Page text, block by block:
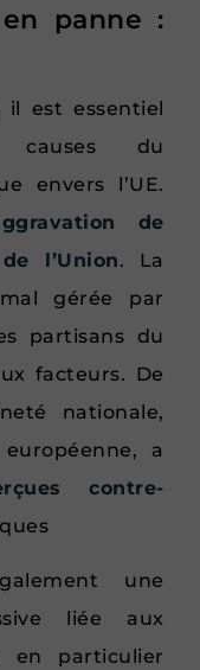
panne :
il est essentiel
du
envers l’UE.
de
l’Union. La
gérée par
partisans du
facteurs. De
nationale,
a
contre-
une
liée aux
en particulier